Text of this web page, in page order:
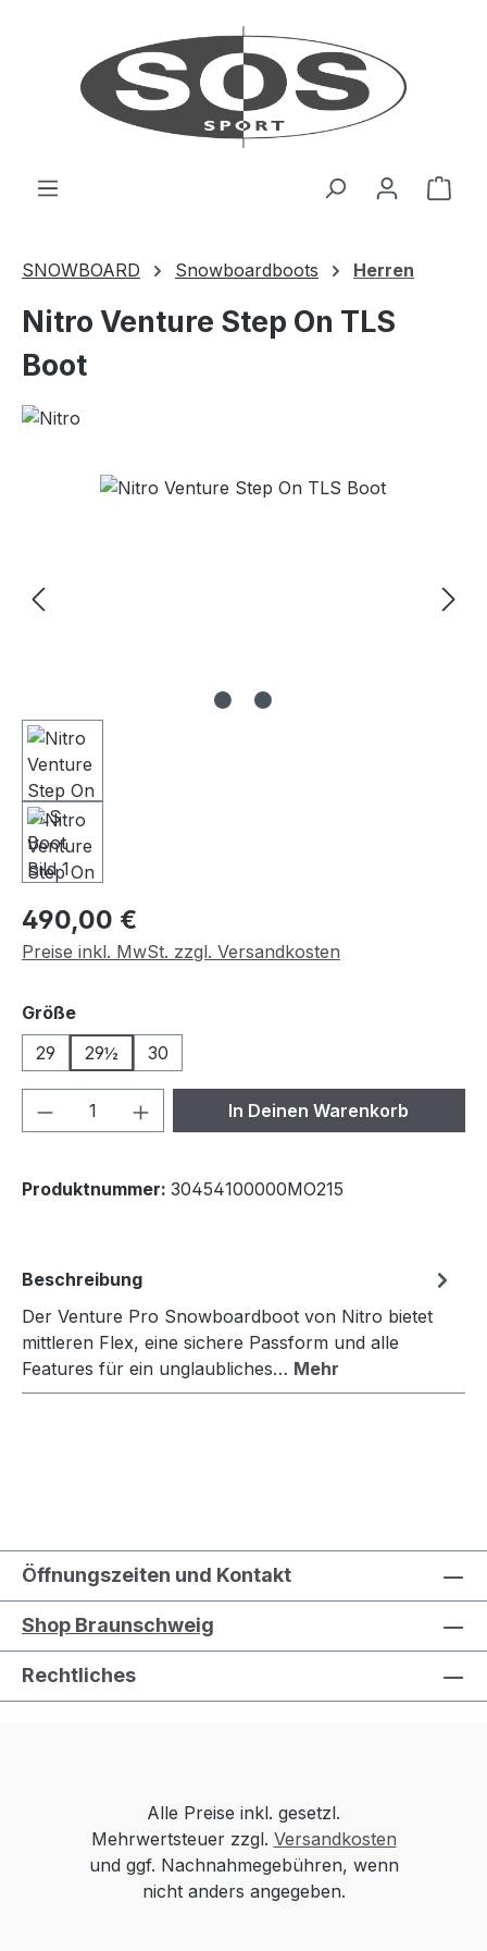
SNOWBOARD Snowboardboots Herren
Nitro Venture Step On TLS
Boot
Bildergalerie überspringen
Regulärer Preis:
490,00 €
Preise inkl. MwSt. zzgl. Versandkosten
Größeauswählen
29
29½ 30
Produkt Anzahl: Gib denIn Deinen Warenkorb
Produktnummer: 30454100000MO215
Beschreibung
Der Venture Pro Snowboardboot von Nitro bietet
mittleren Flex, eine sichere Passform und alle
Features für ein unglaubliches… Mehr
Öffnungszeiten und Kontakt
Shop Braunschweig
Rechtliches
Alle Preise inkl. gesetzl.
Mehrwertsteuer zzgl. Versandkosten
und ggf. Nachnahmegebühren, wenn
nicht anders angegeben.